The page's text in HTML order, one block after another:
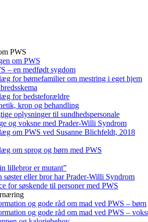
PWS
om PWS
– en medfødt sygdom
for børnefamilier om mestring i eget hjem
for bedsteforældre
krop og behandling
oplysninger til sundhedspersonale
og voksne med Prader-Willi Syndrom
om PWS ved Susanne Blichfeldt, 2018
om sprog og børn med PWS
lillebror er mutant”
søster eller bror har Prader-Willi Syndrom
for søskende til personer med PWS
og gode råd om mad ved PWS – børn
og gode råd om mad ved PWS –